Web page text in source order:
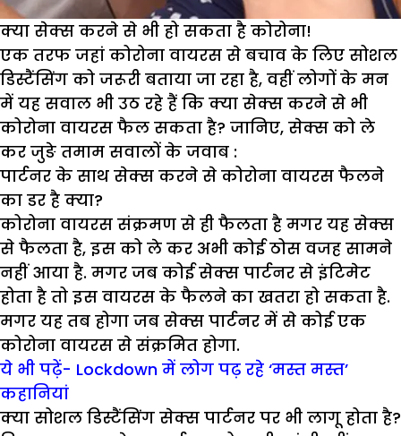
क्या सेक्स करने से भी हो सकता है कोरोना!
एक तरफ जहां कोरोना वायरस से बचाव के लिए सोशल
डिस्टैंसिंग को जरूरी बताया जा रहा है, वहीं लोगों के मन
में यह सवाल भी उठ रहे हैं कि क्या सेक्स करने से भी
कोरोना वायरस फैल सकता है? जानिए, सेक्स को ले
कर जुङे तमाम सवालों के जवाब :
पार्टनर के साथ सेक्स करने से कोरोना वायरस फैलने
का डर है क्या?
कोरोना वायरस संक्रमण से ही फैलता है मगर यह सेक्स
से फैलता है, इस को ले कर अभी कोई ठोस वजह सामने
नहीं आया है. मगर जब कोई सेक्स पार्टनर से इंटिमेट
होता है तो इस वायरस के फैलने का खतरा हो सकता है.
मगर यह तब होगा जब सेक्स पार्टनर में से कोई एक
कोरोना वायरस से संक्रमित होगा.
ये भी पढ़ें- Lockdown में लोग पढ़ रहे ‘मस्त मस्त’
कहानियां
क्या सोशल डिस्टैंसिंग सेक्स पार्टनर पर भी लागू होता है?